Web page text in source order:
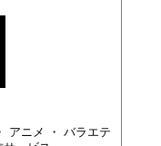
アニメ ・ バラエテ